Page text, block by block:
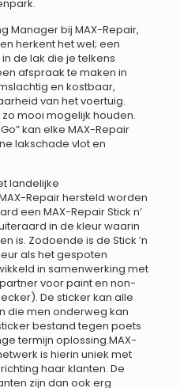
Manager bij MAX-Repair,
herkent het wel; een
de lak die je telkens
afspraak te maken in
en kostbaar,
van het voertuig.
mooi mogelijk houden.
kan elke MAX-Repair
lakschade vlot en
landelijke
Repair hersteld worden
een MAX-Repair Stick n’
in de kleur waarin
is. Zodoende is de Stick ’n
als het gespoten
in samenwerking met
voor paint en non-
De sticker kan alle
die men onderweg kan
bestand tegen poets
termijn oplossing.MAX-
is hierin uniek met
haar klanten. De
zijn dan ook erg